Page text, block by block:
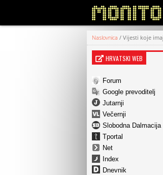
Naslovnica / Vijesti koje
HRVATSKI WEB
Forum
Google prevoditelj
Jutarnji
Večernji
Slobodna Dalmacija
Tportal
Net
Index
Dnevnik